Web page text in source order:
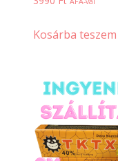
Kosárba teszem